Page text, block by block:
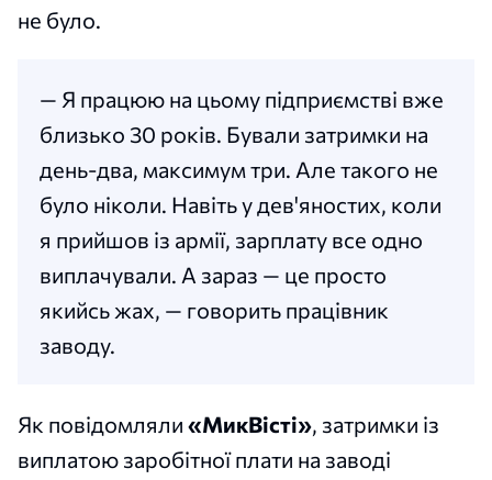
не було.
— Я працюю на цьому підприємстві вже
близько 30 років. Бували затримки на
день-два, максимум три. Але такого не
було ніколи. Навіть у дев'яностих, коли
я прийшов із армії, зарплату все одно
виплачували. А зараз — це просто
якийсь жах, — говорить працівник
заводу.
Як повідомляли «МикВісті», затримки із
виплатою заробітної плати на заводі